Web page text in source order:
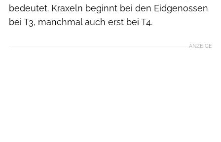
bedeutet. Kraxeln beginnt bei den Eidgenossen
bei T3, manchmal auch erst bei T4.
ANZEIGE